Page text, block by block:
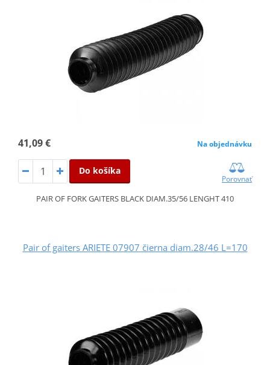
41,09 € Na objednávku
Do košíka
Porovnať
PAIR OF FORK GAITERS BLACK DIAM.35/56 LENGHT 410
Pair of gaiters ARIETE 07907 čierna diam.28/46 L=170